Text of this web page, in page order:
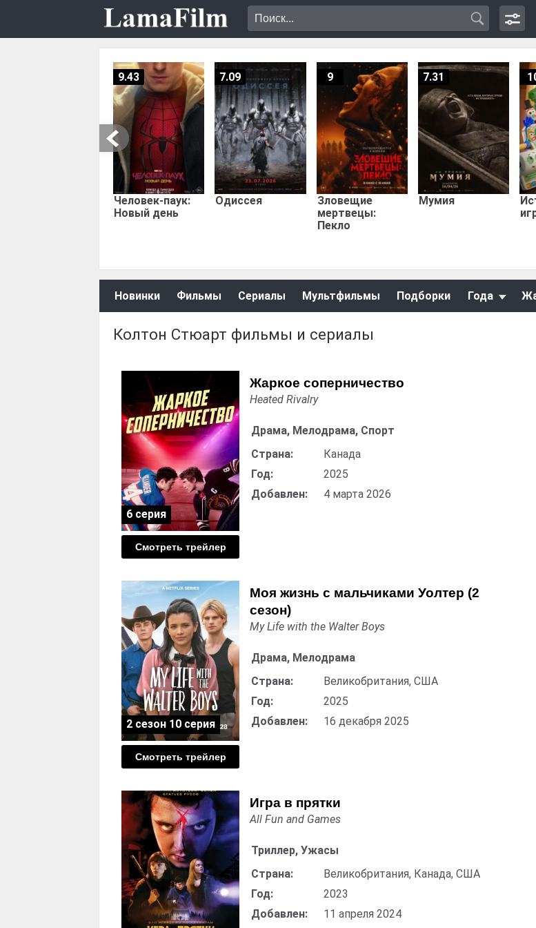
Человек-паук:
Новый день
9.43
Одиссея
7.09
Зловещие
мертвецы:
Пекло
9
Мумия
7.31
Новинки Фильмы Сериалы Мультфильмы Подборки Года
Колтон Стюарт фильмы и сериалы
Жаркое соперничество
Смотреть трейлер
Heated Rivalry
Драма, Мелодрама, Спорт
Страна:
Канада
Год:
2025
Добавлен:
4 марта 2026
6 серия
Моя жизнь с мальчиками Уолтер (2
сезон)
Смотреть трейлер
My Life with the Walter Boys
Драма, Мелодрама
Страна:
Великобритания, США
Год:
2025
Добавлен:
16 декабря 2025
2 сезон 10 серия
Игра в прятки
All Fun and Games
Триллер, Ужасы
Страна:
Великобритания, Канада, США
Год:
2023
Добавлен:
11 апреля 2024